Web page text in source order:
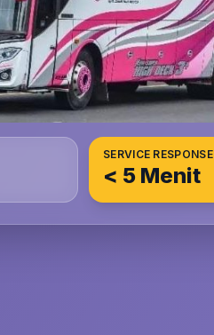
SERVICE RESPONSE
< 5 Menit